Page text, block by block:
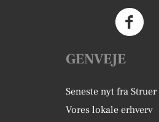
GENVEJE
Seneste nyt fra Struer
Vores lokale erhverv